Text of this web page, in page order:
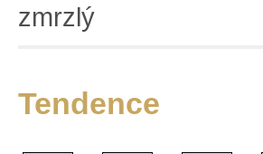
zmrzlý
Tendence